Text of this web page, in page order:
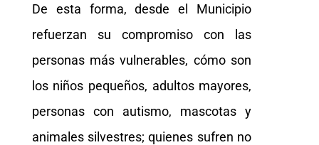
De esta forma, desde el Municipio
refuerzan su compromiso con las
personas más vulnerables, cómo son
los niños pequeños, adultos mayores,
personas con autismo, mascotas y
animales silvestres; quienes sufren no